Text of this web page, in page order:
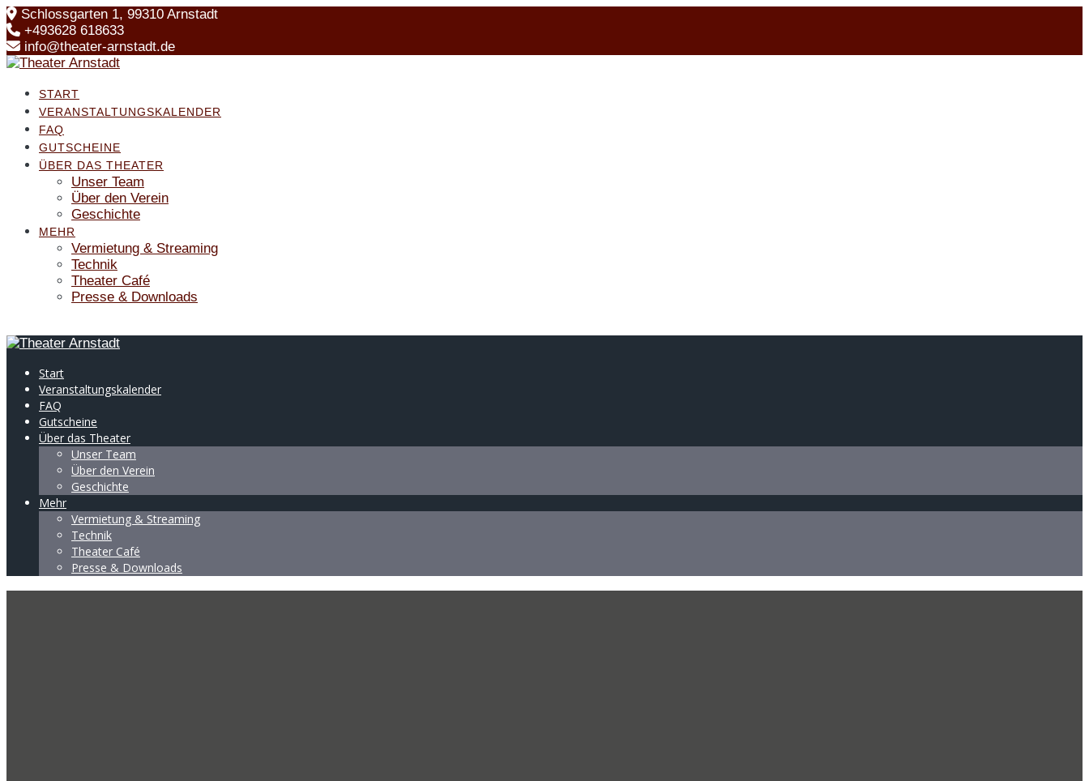
Skip
to
content
Schlossgarten 1, 99310 Arnstadt
+493628 618633
info@theater-arnstadt.de
START
VERANSTALTUNGSKALENDER
FAQ
GUTSCHEINE
ÜBER DAS THEATER
Unser Team
Über den Verein
Geschichte
MEHR
Vermietung & Streaming
Technik
Theater Café
Presse & Downloads
Start
Veranstaltungskalender
FAQ
Gutscheine
Über das Theater
Unser Team
Über den Verein
Geschichte
Mehr
Vermietung & Streaming
Technik
Theater Café
Presse & Downloads